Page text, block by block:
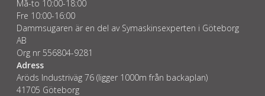
Må-to 10:00-18:00
Fre 10:00-16:00
Dammsugaren är en del av Symaskinsexperten i Göteborg
AB
Org nr 556804-9281
Adress
Aröds Industriväg 76 (ligger 1000m från backaplan)
41705 Göteborg